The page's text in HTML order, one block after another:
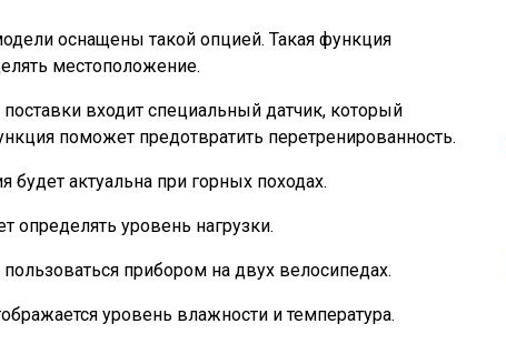
оснащены такой опцией. Такая функция
местоположение.
входит специальный датчик, который
поможет предотвратить перетренированность.
будет актуальна при горных походах.
определять уровень нагрузки.
прибором на двух велосипедах.
уровень влажности и температура.